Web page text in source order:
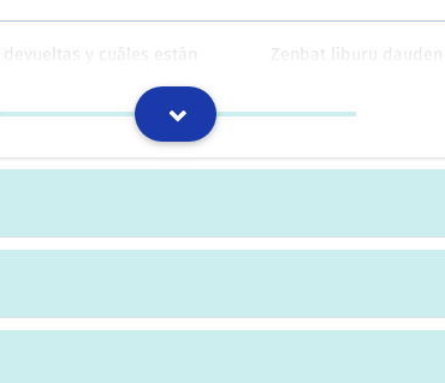
y cuáles están
Zenbat liburu
IZOko itzulpen-memoria
IZOko itzulpen-memoria
más del 20% del capital
berezko urte